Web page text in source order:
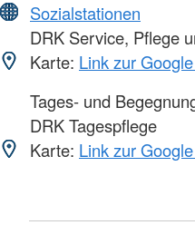
Sozialstationen
DRK Service, Pflege
Karte: Link zur
Tages- und
DRK Tagespflege
Karte: Link zur